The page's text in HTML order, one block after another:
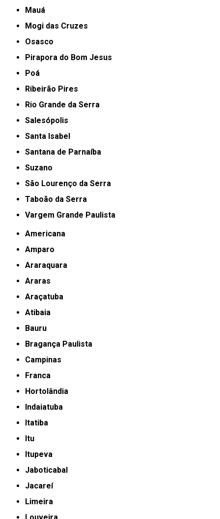
Mauá
Mogi das Cruzes
Osasco
Pirapora do Bom Jesus
Poá
Ribeirão Pires
Rio Grande da Serra
Salesópolis
Santa Isabel
Santana de Parnaíba
Suzano
São Lourenço da Serra
Taboão da Serra
Vargem Grande Paulista
Americana
Amparo
Araraquara
Araras
Araçatuba
Atibaia
Bauru
Bragança Paulista
Campinas
Franca
Hortolândia
Indaiatuba
Itatiba
Itu
Itupeva
Jaboticabal
Jacareí
Limeira